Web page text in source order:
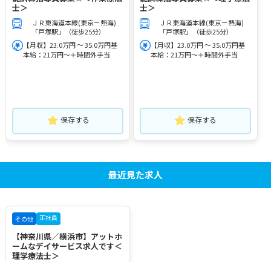
士＞
ＪＲ東海道本線(東京－熱海)
「戸塚駅」（徒歩25分）
【月収】23.0万円 ～ 35.0万円基
本給：21万円～＋時間外手当
保存する
士＞
ＪＲ東海道本線(東京－熱海)
「戸塚駅」（徒歩25分）
【月収】23.0万円 ～ 35.0万円基
本給：21万円～＋時間外手当
保存する
最近見た求人
その他 正社員
【神奈川県／横浜市】アットホ
ームなデイサービス求人です＜
理学療法士＞